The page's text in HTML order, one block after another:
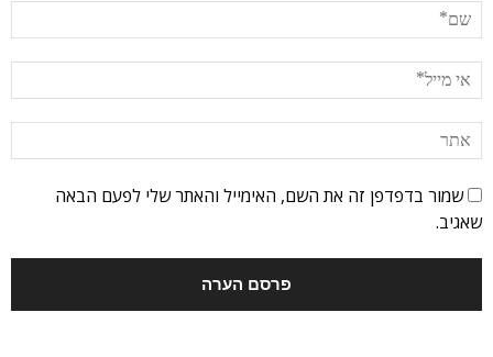
שמור בדפדפן זה את השם, האימייל והאתר שלי לפעם הבאה
שאגיב.